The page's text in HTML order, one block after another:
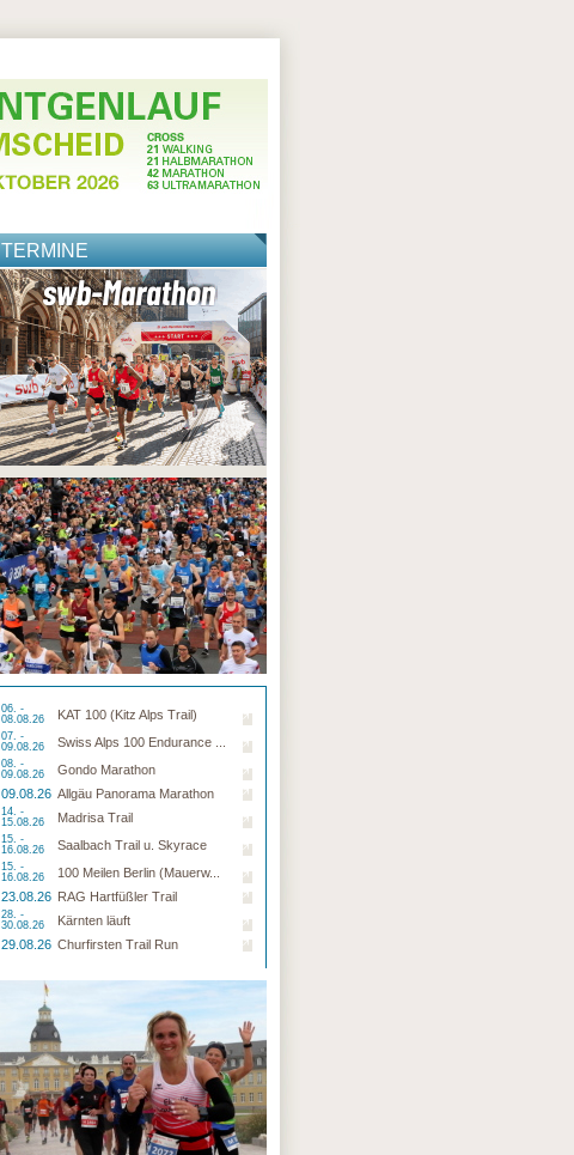
TERMINE
06. -
08.08.26
KAT 100 (Kitz Alps Trail)
07. -
09.08.26
Swiss Alps 100 Endurance ...
08. -
09.08.26
Gondo Marathon
09.08.26 Allgäu Panorama Marathon
14. -
15.08.26
Madrisa Trail
15. -
16.08.26
Saalbach Trail u. Skyrace
15. -
16.08.26
100 Meilen Berlin (Mauerw...
23.08.26 RAG Hartfüßler Trail
28. -
30.08.26
Kärnten läuft
29.08.26 Churfirsten Trail Run